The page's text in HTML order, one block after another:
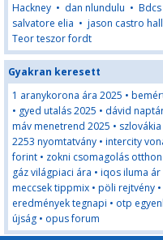
Hackney • dan nlundulu •
salvatore elia • jason castro
Teor teszor fordt
Gyakran keresett
1 aranykorona ára 2025 •
• gyed utalás 2025 • dávid
máv menetrend 2025 •
2253 nyomtatvány • intercity
forint • zokni csomagolás otthon
gáz világpiaci ára • iqos iluma ár
meccsek tippmix • pöli rejtvény •
eredmények tegnapi • otp
újság • opus forum